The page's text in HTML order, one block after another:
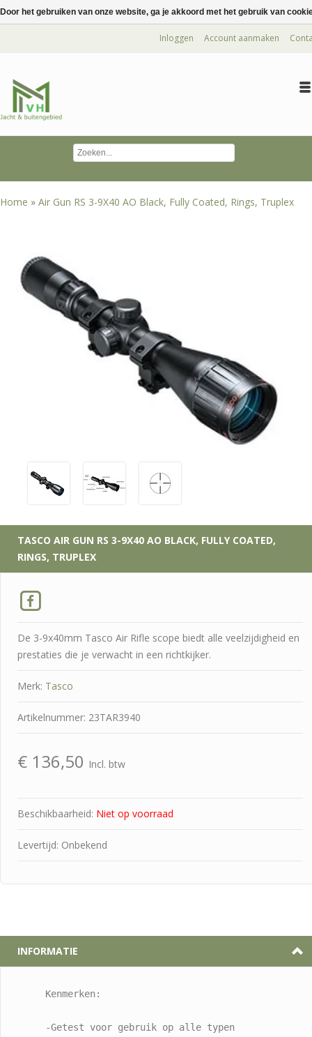
Inloggen Account aanmaken
Home » Air Gun RS 3-9X40 AO Black, Fully Coated, Rings, Truplex
TASCO AIR GUN RS 3-9X40 AO BLACK, FULLY COATED,
RINGS, TRUPLEX
De 3-9x40mm Tasco Air Rifle scope biedt alle veelzijdigheid en
prestaties die je verwacht in een richtkijker.
Merk: Tasco
Artikelnummer: 23TAR3940
€ 136,50 Incl. btw
Beschikbaarheid: Niet op voorraad
Levertijd: Onbekend
INFORMATIE
Kenmerken:
-Getest voor gebruik op alle typen
Door het gebruiken van onze website, ga je akkoord met het gebruik van